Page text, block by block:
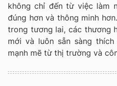
không chỉ đến từ việc làm
đúng hơn và thông minh
trong tương lai, các thương
mới và luôn sẵn sàng
mạnh mẽ từ thị trường và